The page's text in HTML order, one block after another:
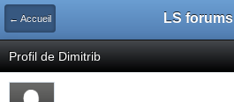
← Accueil LS forums
Profil de Dimitrib